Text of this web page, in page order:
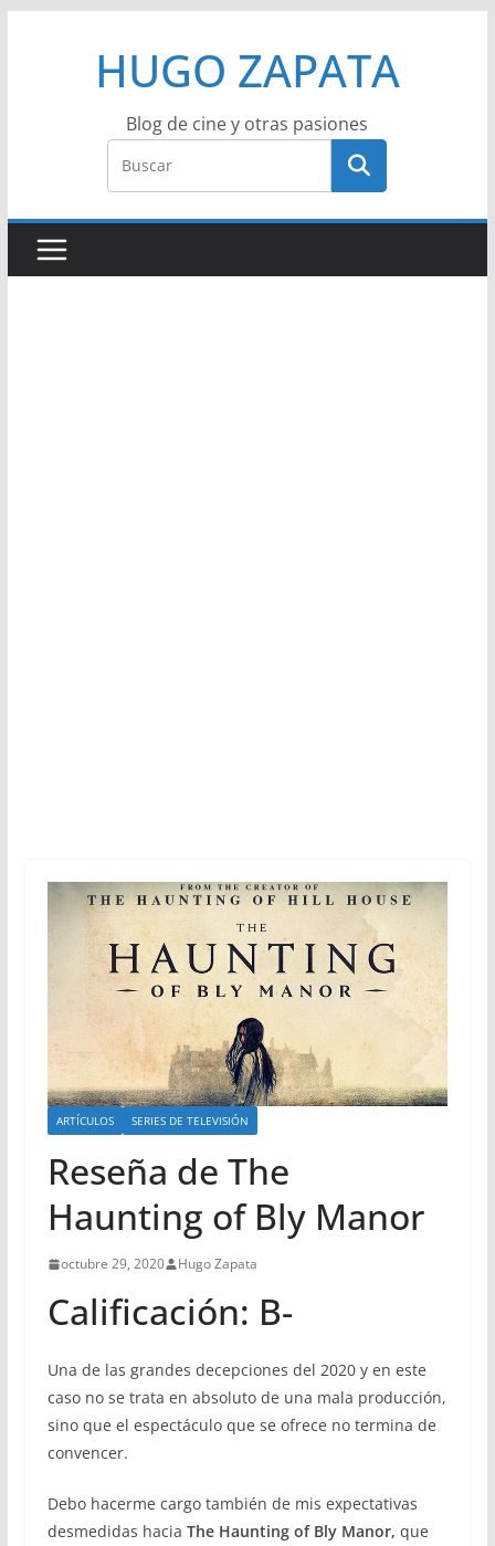
HUGO ZAPATA
Blog de cine y otras pasiones
ARTÍCULOS SERIES DE TELEVISIÓN
Reseña de The
Haunting of Bly Manor
octubre 29, 2020 Hugo Zapata
Calificación: B-
Una de las grandes decepciones del 2020 y en este
caso no se trata en absoluto de una mala producción,
sino que el espectáculo que se ofrece no termina de
convencer.
Debo hacerme cargo también de mis expectativas
desmedidas hacia The Haunting of Bly Manor, que